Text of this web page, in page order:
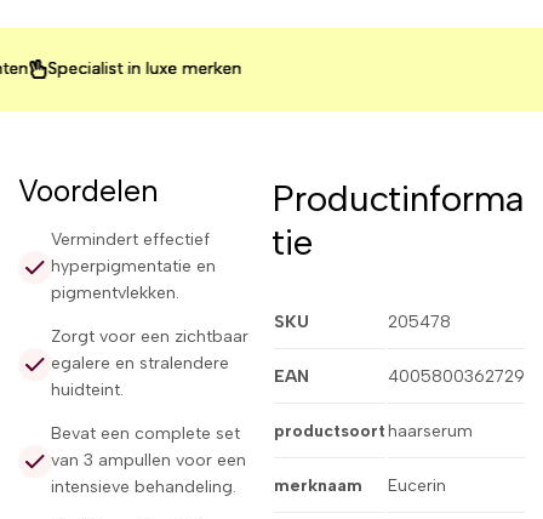
in luxe merken
in luxe merken
in luxe merken
Voordelen
Vermindert effectief
hyperpigmentatie en
pigmentvlekken.
Zorgt voor een zichtbaar
egalere en stralendere
huidteint.
Bevat een complete set
van 3 ampullen voor een
intensieve behandeling.
Productinforma
tie
SKU 205478
EAN 4005800362729
productsoorthaarserum
merknaam Eucerin